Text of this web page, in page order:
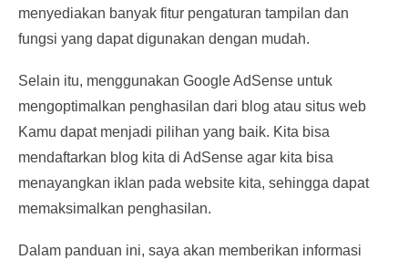
menyediakan banyak fitur pengaturan tampilan dan
fungsi yang dapat digunakan dengan mudah.
Selain itu, menggunakan Google AdSense untuk
mengoptimalkan penghasilan dari blog atau situs web
Kamu dapat menjadi pilihan yang baik. Kita bisa
mendaftarkan blog kita di AdSense agar kita bisa
menayangkan iklan pada website kita, sehingga dapat
memaksimalkan penghasilan.
Dalam panduan ini, saya akan memberikan informasi